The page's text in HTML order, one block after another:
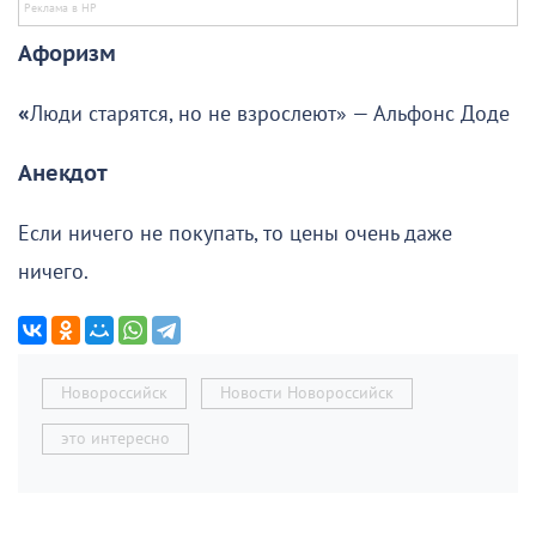
Афоризм
«Люди старятся, но не взрослеют» — Альфонс Доде
Анекдот
Если ничего не покупать, то цены очень даже
ничего.
Новороссийск Новости Новороссийск
это интересно